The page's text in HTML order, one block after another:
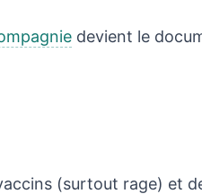
devient le
(surtout rage) et